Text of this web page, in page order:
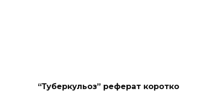
“Туберкульоз” реферат коротко